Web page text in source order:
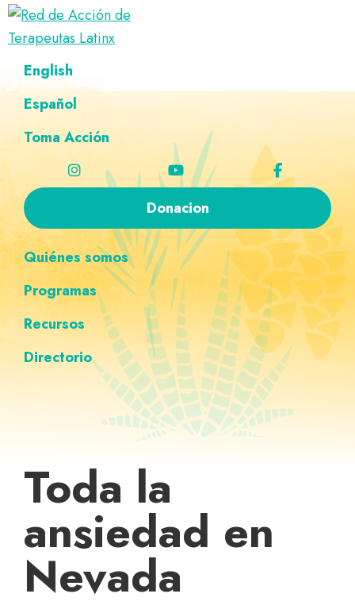
Saltar
navegación
principal
Ir
al
principal
Saltar
al
página
Saltar
navegación
personalizada
Red
de
Acción
de
Latinx
Directorio
terapeutas
Latinx
English
Español
Toma Acción
Donacion
Quiénes somos
Programas
Recursos
Directorio
Toda la
ansiedad en
Nevada